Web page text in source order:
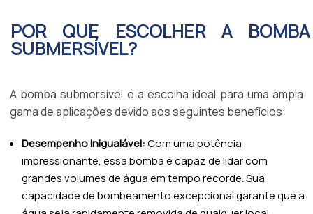
POR QUE ESCOLHER A BOMBA
SUBMERSÍVEL?
A bomba submersível é a escolha ideal para uma ampla
gama de aplicações devido aos seguintes benefícios:
Desempenho Inigualável:Com uma potência
impressionante, essa bomba é capaz de lidar com
grandes volumes de água em tempo recorde. Sua
capacidade de bombeamento excepcional garante que a